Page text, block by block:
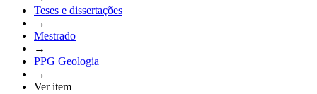
Teses e dissertações
→
Mestrado
→
PPG Geologia
→
Ver item